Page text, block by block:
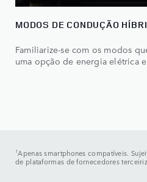
MODOS DE CONDUÇÃO
Familiarize-se com os modos
uma opção de energia elétrica
1Apenas smartphones compatíveis.
de plataformas de fornecedores